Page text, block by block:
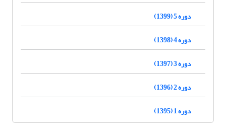
دوره 5 (1399)
دوره 4 (1398)
دوره 3 (1397)
دوره 2 (1396)
دوره 1 (1395)